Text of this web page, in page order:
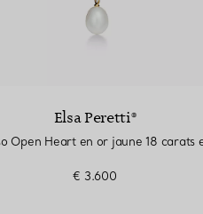
Elsa Peretti®
€ 3.600